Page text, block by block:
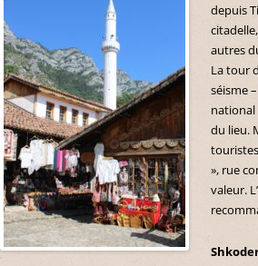
depuis
autres
La tour
séisme
national
du lieu.
», rue
valeur.